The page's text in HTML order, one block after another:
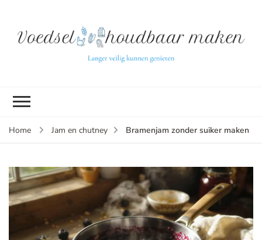
Home Jam en chutney Bramenjam zonder suiker maken